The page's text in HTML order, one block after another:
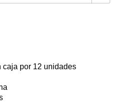
caja por 12 unidades